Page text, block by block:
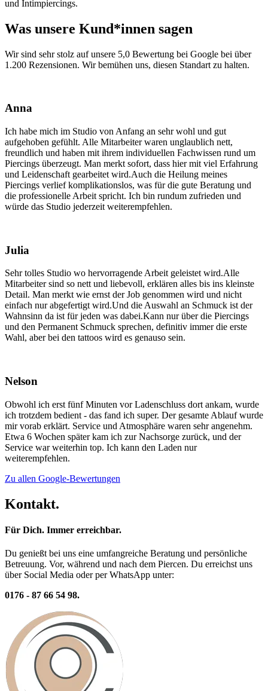
und Intimpiercings.
Was unsere Kund*innen sagen
Wir sind sehr stolz auf unsere 5,0 Bewertung bei Google bei über
1.200 Rezensionen. Wir bemühen uns, diesen Standart zu halten.
Anna
Ich habe mich im Studio von Anfang an sehr wohl und gut
aufgehoben gefühlt. Alle Mitarbeiter waren unglaublich nett,
freundlich und haben mit ihrem individuellen Fachwissen rund um
Piercings überzeugt. Man merkt sofort, dass hier mit viel Erfahrung
und Leidenschaft gearbeitet wird.Auch die Heilung meines
Piercings verlief komplikationslos, was für die gute Beratung und
die professionelle Arbeit spricht. Ich bin rundum zufrieden und
würde das Studio jederzeit weiterempfehlen.
Julia
Sehr tolles Studio wo hervorragende Arbeit geleistet wird.Alle
Mitarbeiter sind so nett und liebevoll, erklären alles bis ins kleinste
Detail. Man merkt wie ernst der Job genommen wird und nicht
einfach nur abgefertigt wird.Und die Auswahl an Schmuck ist der
Wahnsinn da ist für jeden was dabei.Kann nur über die Piercings
und den Permanent Schmuck sprechen, definitiv immer die erste
Wahl, aber bei den tattoos wird es genauso sein.
Nelson
Obwohl ich erst fünf Minuten vor Ladenschluss dort ankam, wurde
ich trotzdem bedient - das fand ich super. Der gesamte Ablauf wurde
mir vorab erklärt. Service und Atmosphäre waren sehr angenehm.
Etwa 6 Wochen später kam ich zur Nachsorge zurück, und der
Service war weiterhin top. Ich kann den Laden nur
weiterempfehlen.
Zu allen Google-Bewertungen
Kontakt.
Für Dich. Immer erreichbar.
Du genießt bei uns eine umfangreiche Beratung und persönliche
Betreuung. Vor, während und nach dem Piercen. Du erreichst uns
über Social Media oder per WhatsApp unter:
0176 - 87 66 54 98.